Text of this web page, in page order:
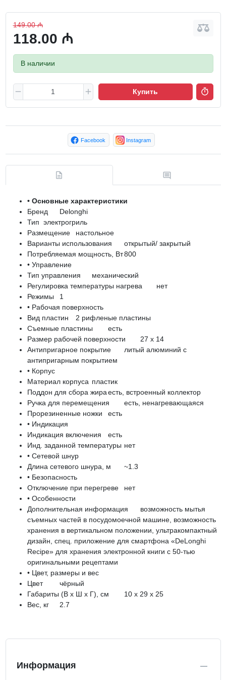
149.00 ₼
118.00 ₼
В наличии
Купить
Facebook Instagram
• Основные характеристики
Бренд
Delonghi
Тип электрогриль
Размещение
настольное
Варианты использования
открытый/ закрытый
Потребляемая мощность, Вт800
• Управление
Тип управления
механический
Регулировка температуры нагрева
нет
Режимы
1
• Рабочая поверхность
Вид пластин
2 рифленые пластины
Съемные пластины
есть
Размер рабочей поверхности
27 x 14
Антипригарное покрытие
литый алюминий с
антипригарным покрытием
• Корпус
Материал корпуса пластик
Поддон для сбора жираесть, встроенный коллектор
Ручка для перемещения
есть, ненагревающаяся
Прорезиненные ножки
есть
• Индикация
Индикация включения
есть
Инд. заданной температуры нет
• Сетевой шнур
Длина сетевого шнура, м
~1.3
• Безопасность
Отключение при перегреве
нет
• Особенности
Дополнительная информация
возможность мытья
съемных частей в посудомоечной машине, возможность
хранения в вертикальном положении, ультракомпактный
дизайн, спец. приложение для смартфона «DeLonghi
Recipe» для хранения электронной книги с 50-тью
оригинальными рецептами
• Цвет, размеры и вес
Цвет
чёрный
Габариты (В x Ш x Г), см
10 x 29 x 25
Вес, кг
2.7
Информация